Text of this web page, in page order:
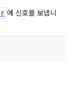
에 신호를 보냅니